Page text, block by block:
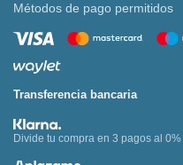
Métodos de pago permitidos
Transferencia bancaria
Divide tu compra en 3 pagos al 0%